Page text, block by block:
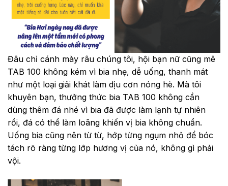
Đâu chỉ cánh mày râu chúng tôi, hội bạn nữ cũng mê
TAB 100 không kém vì bia nhẹ, dễ uống, thanh mát
như một loại giải khát làm dịu cơn nóng hè. Mà tôi
khuyên bạn, thưởng thức bia TAB 100 không cần
dùng thêm đá nhé vì bia đã được làm lạnh tự nhiên
rồi, đá có thể làm loãng khiến vị bia không chuẩn.
Uống bia cũng nên từ từ, hớp từng ngụm nhỏ để bóc
tách rõ ràng từng lớp hương vị của nó, không gì phải
vội.